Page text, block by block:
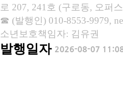
로 207, 241호 (구로동, 오퍼
☎ (발행인) 010-8553-9979,
소년보호책임자: 김유권
발행일자